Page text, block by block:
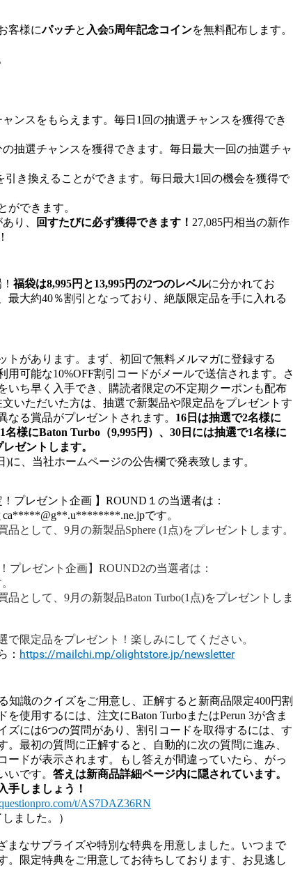
客様にパッチと 入会5周年記念コインを無料配布します。
ンスをもらえます。毎日1回の抽選チャンスを獲得でき
抽選チャンスを獲得できます。毎日最大一回の抽選チャ
き換えることができます。毎日最大1回の機会を獲得で
できます。
り、 回すたびに必ず獲得できます！ 27,085円相当の新作
！福袋は8,995円 と13,995円の2つのレベルに分かれてお
最大約40％割引となっており、絶版限定品を手に入れる
トがあります。まず、初回で無料メルマガに登録する
用可能な10%OFF割引コードがメールで送信されます。さ
いち早く入手でき、購読者限定の不定期クーポンも配布
いただいた方は、抽選で新製品や限定品をプレゼントす
なる賞品がプレゼントされます。 16日は抽選で2名様に
名様にBaton Turbo（9,995円 ）、30日には抽選で1名様に
レゼント します。
に、当社ホームページの公告欄で発表致します。
プレゼント企画 】ROUND１の当選者は：
**.u********.ne.jpです。
として、9月の新製品Sphere (1点)をプレゼントします。
プレゼント企画】ROUND2の当選者は：
として、9月の新製品Baton Turbo(1点)をプレゼントしま
で限定品をプレゼント！楽しみにしてください。
： https://mailchi.mp/olightstore.jp/newsletter
知識のクイズをご用意し、正解すると新商品限定400円割
使用するには、注文にBaton TurboまたはPerun 3が含ま
ズには6つの質問があり、割引コードを取得するには、す
最初の質問に正解すると、自動的に次の質問に進み、
ードが表示されます。もし答えが間違っていたら、がっ
いです。答えは新商品詳細ページ内に隠されています。
手しましょう！
t/AS7DAZ36RN
ました。）
まなサプライズや特別な特典を用意しました。いつまで
。限定特典をご用意してお待ちしております、お見逃し